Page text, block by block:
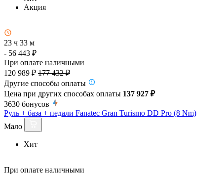
Акция
23 ч 33 м
- 56 443 ₽
При оплате наличными
120 989 ₽ 177 432 ₽
Другие способы оплаты
Цена при других способах оплаты 137 927 ₽
3630 бонусов
Руль + база + педали Fanatec Gran Turismo DD Pro (8 Nm)
Мало
Хит
При оплате наличными